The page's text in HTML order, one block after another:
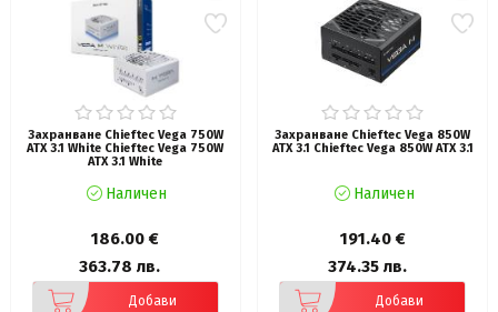
Захранване Chieftec Vega 750W
ATX 3.1 White Chieftec Vega 750W
ATX 3.1 White
Наличен
186.00 €
363.78 лв.
Добави
Захранване Chieftec Vega 850W
ATX 3.1 Chieftec Vega 850W ATX 3.1
Наличен
191.40 €
374.35 лв.
Добави